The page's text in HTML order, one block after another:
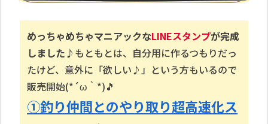
めっちゃめちゃマニアックなLINEスタンプが完成
しました♪ もともとは、自分用に作るつもりだっ
たけど、意外に「欲しい♪」という方もいるので
販売開始(*´ω｀*)🎵
①釣り仲間とのやり取り超高速化ス